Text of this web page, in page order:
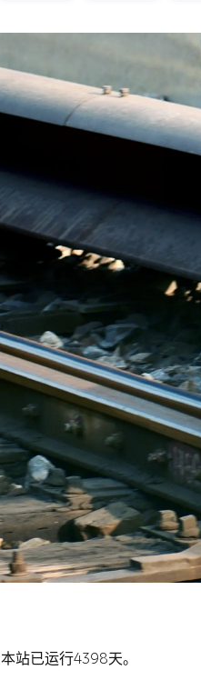
本站已运行4398天。